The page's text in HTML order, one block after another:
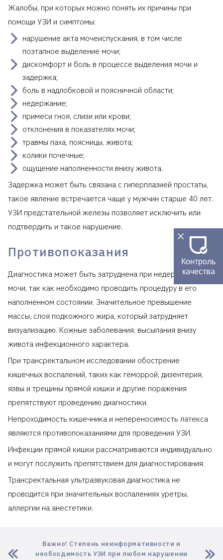
Жалобы, при которых можно понять их причины при
помощи УЗИ и симптомы:
нарушение акта мочеиспускания, в том числе
поэтапное выделение мочи;
дискомфорт и боль в процессе выделения мочи и
задержка;
боль в надлобковой и поясничной области;
недержание;
примеси гноя, слизи или крови;
отклонения в показателях мочи;
травмы паха, поясницы, живота;
колики почечные;
ощущение наполненности внизу живота.
Задержка может быть связана с гиперплазией простаты,
такое явление встречается чаще у мужчин старше 40 лет.
УЗИ предстательной железы позволяет исключить или
подтвердить и такое нарушение.
Противопоказания
Диагностика может быть затруднена при недержании
мочи, так как необходимо проводить процедуру в его
наполненном состоянии. Значительное превышение
массы, слоя подкожного жира, который затрудняет
визуализацию. Кожные заболевания, высыпания внизу
живота инфекционного характера.
При трансректальном исследовании обострение
кишечных воспалений, таких как геморрой, дизентерия,
язвы и трещины прямой кишки и другие поражения
препятствуют проведению диагностики.
Непроходимость кишечника и непереносимость латекса
являются противопоказаниями для проведения УЗИ.
Инфекции прямой кишки рассматриваются индивидуально
и могут послужить препятствием для диагностирования.
Трансректальная ультразвуковая диагностика не
проводится при значительных воспалениях уретры,
аллергии на анестетики.
Важно! Степень неинформативности и
необходимость УЗИ при любом нарушении
Контроль
качества